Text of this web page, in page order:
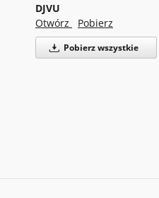
DJVU
Otwórz
Pobierz
Pobierz wszystkie